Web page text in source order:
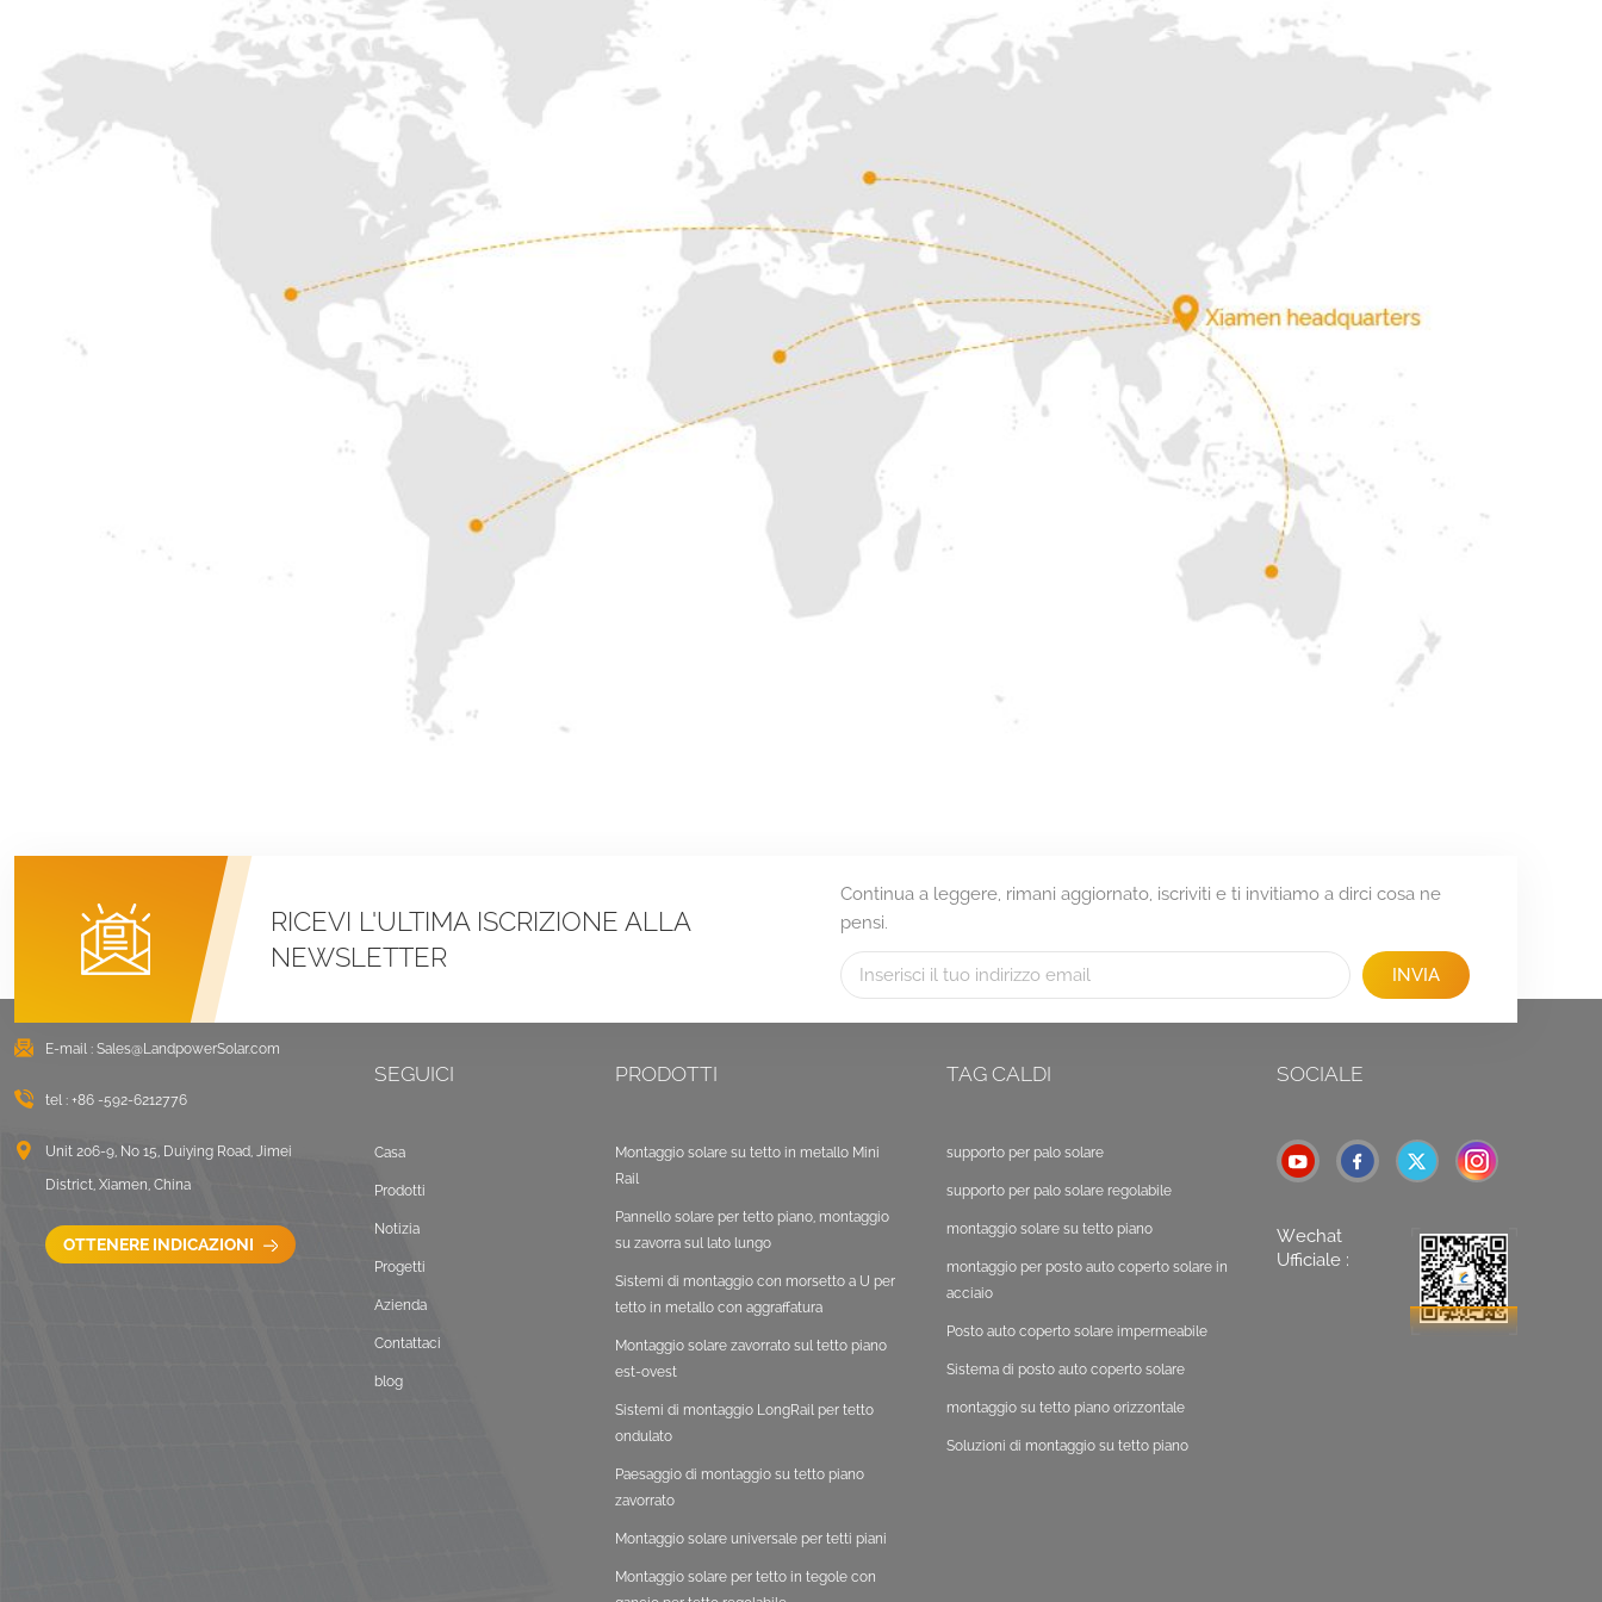
RICEVI L'ULTIMA ISCRIZIONE ALLA
NEWSLETTER
Continua a leggere, rimani aggiornato, iscriviti e ti invitiamo a dirci cosa ne
pensi.
INVIA
E-mail : Sales@LandpowerSolar.com
tel : +86 -592-6212776
Unit 206-9, No 15, Duiying Road, Jimei
District, Xiamen, China
OTTENERE INDICAZIONI
SEGUICI
Casa
Prodotti
Notizia
Progetti
Azienda
Contattaci
blog
PRODOTTI
Montaggio solare su tetto in metallo Mini
Rail
Pannello solare per tetto piano, montaggio
su zavorra sul lato lungo
Sistemi di montaggio con morsetto a U per
tetto in metallo con aggraffatura
Montaggio solare zavorrato sul tetto piano
est-ovest
Sistemi di montaggio LongRail per tetto
ondulato
Paesaggio di montaggio su tetto piano
zavorrato
Montaggio solare universale per tetti piani
Montaggio solare per tetto in tegole con
TAG CALDI
supporto per palo solare
supporto per palo solare regolabile
montaggio solare su tetto piano
montaggio per posto auto coperto solare in
acciaio
Posto auto coperto solare impermeabile
Sistema di posto auto coperto solare
montaggio su tetto piano orizzontale
Soluzioni di montaggio su tetto piano
SOCIALE
Wechat
Ufficiale :